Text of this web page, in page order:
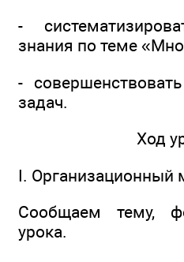
-
знания по теме
-
задач.
Ход
I. Организационный
Сообщаем тему,
урока.